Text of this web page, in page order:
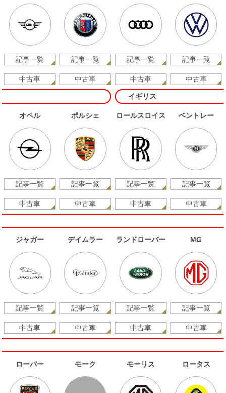
記事一覧
中古車
記事一覧
中古車
記事一覧
中古車
記事一覧
中古車
オペル
記事一覧
中古車
ポルシェ
記事一覧
中古車
イギリス
ロールスロイス
記事一覧
中古車
ベントレー
記事一覧
中古車
ジャガー
記事一覧
中古車
デイムラー
記事一覧
中古車
ランドローバー
記事一覧
中古車
MG
記事一覧
中古車
ローバー モーク モーリス ロータス